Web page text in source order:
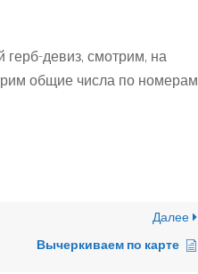
девиз, смотрим, на
общие числа по номерам
Далее
Вычеркиваем по карте